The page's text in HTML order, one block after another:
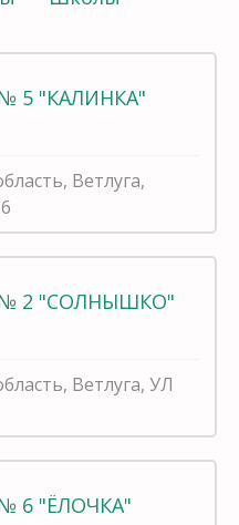
5 "КАЛИНКА"
Ветлуга,
2 "СОЛНЫШКО"
Ветлуга, УЛ
6 "ЁЛОЧКА"